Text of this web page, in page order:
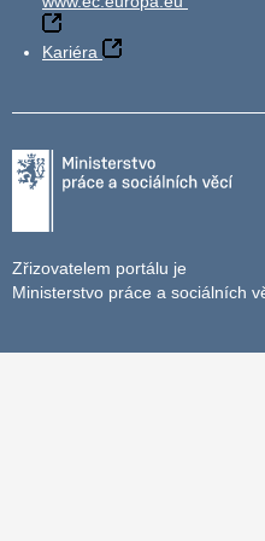
Kariéra
Zřizovatelem portálu je
Ministerstvo práce a sociálních